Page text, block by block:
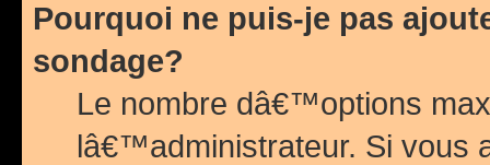
Pourquoi ne puis-je pas
sondage?
Le nombre dâ€™options
lâ€™administrateur. Si vous